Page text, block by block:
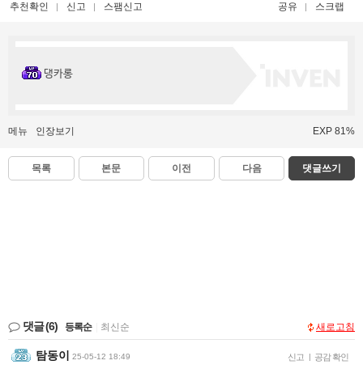
추천확인 신고 스팸신고 공유 스크랩
댕카롱
메뉴 인장보기 EXP 81%
목록 본문 이전 다음 댓글쓰기
댓글(6) 등록순 최신순 새로고침
탐동이 25-05-12 18:49 신고 | 공감 확인